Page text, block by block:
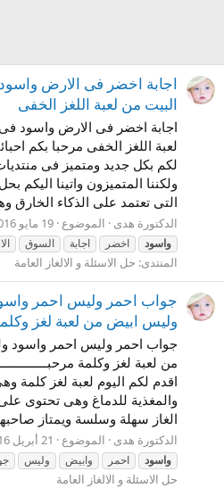
اجابة اخضر فى الارض
البيت من لعبة اللغز الخفى
اجابة اخضر فى الارض واسود
لعبة اللغز الخفى مرحبا بكم
لكم بكل جديد ومتميز فى
ولكننا المتميزون واتينا اليكم
التى تعتمد على الذكاء الخارق
الدكتورة هدى الموضوع 19 مايو 2016
واسود
اخضر اجابة السوق
المنتدى: حل الاسئلة و الالغاز العامة
جواب احمر وليس احمر
وليس ابيض من لعبة لغز
جواب احمر وليس احمر واسود
من لعبة لغز وكلمة
اقدم لكم اليوم لعبة لغز كلمة
والمغذية للدماغ وهى تحتوى
الغاز سهلة وسلسة ويمتاز
الدكتورة هدى الموضوع 21 أبريل 2016
واسود
احمر وابيض وليس
حل الاسئلة و الالغاز العامة